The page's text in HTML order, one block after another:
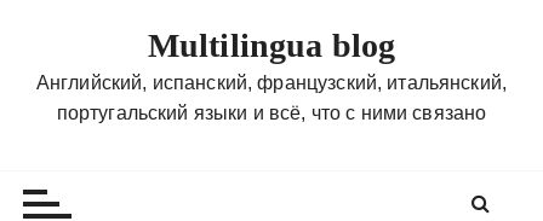
Multilingua blog
Английский, испанский, французский, итальянский,
португальский языки и всё, что с ними связано